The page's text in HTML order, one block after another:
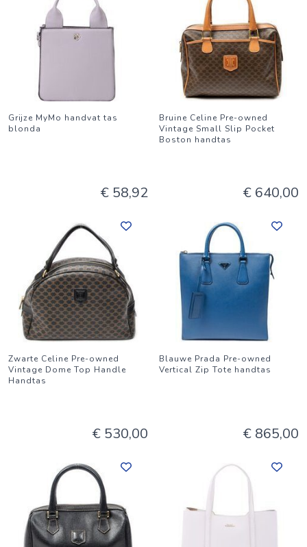
Grijze MyMo handvat tas
blonda
€ 58,92
Bruine Celine Pre-owned
Vintage Small Slip Pocket
Boston handtas
€ 640,00
Zwarte Celine Pre-owned
Vintage Dome Top Handle
Handtas
€ 530,00
Blauwe Prada Pre-owned
Vertical Zip Tote handtas
€ 865,00